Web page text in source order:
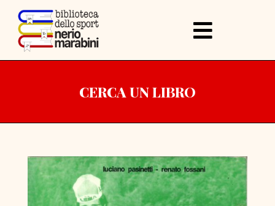
CERCA UN LIBRO